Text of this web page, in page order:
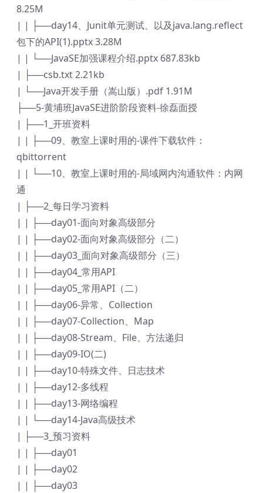
8.25M
| | ├──day14、Junit单元测试、以及java.lang.reflect
包下的API(1).pptx 3.28M
| | └──JavaSE加强课程介绍.pptx 687.83kb
| ├──csb.txt 2.21kb
| └──Java开发手册（嵩山版）.pdf 1.91M
├──5-黄埔班JavaSE进阶阶段资料-徐磊面授
| ├──1_开班资料
| | ├──09、教室上课时用的-课件下载软件：
qbittorrent
| | └──10、教室上课时用的-局域网内沟通软件：内网
通
| ├──2_每日学习资料
| | ├──day01-面向对象高级部分
| | ├──day02-面向对象高级部分（二）
| | ├──day03_面向对象高级部分（三）
| | ├──day04_常用API
| | ├──day05_常用API（二）
| | ├──day06-异常、Collection
| | ├──day07-Collection、Map
| | ├──day08-Stream、File、方法递归
| | ├──day09-IO(二)
| | ├──day10-特殊文件、日志技术
| | ├──day12-多线程
| | ├──day13-网络编程
| | └──day14-Java高级技术
| ├──3_预习资料
| | ├──day01
| | ├──day02
| | ├──day03